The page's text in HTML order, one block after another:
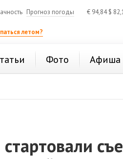
Прогноз погоды € 94,84$
летом?
Фото Афиша